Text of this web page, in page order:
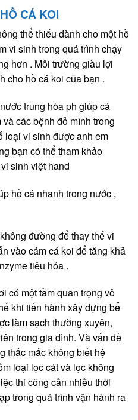
CÁ KOI
thể thiếu dành cho một hồ
vi sinh trong quá trình chạy
hơn . Môi trường giàu lợi
cho hồ cá koi của bạn .
trung hòa ph giúp cá
các bệnh đỏ mình trong
loại vi sinh được anh em
bạn có thể tham khảo
sinh việt hand
hồ cá nhanh trong nước ,
đường để thay thế vi
vào cám cá koi để tăng khả
tiêu hóa .
có một tầm quan trọng vô
khi tiến hành xây dựng bể
làm sạch thường xuyên,
trong gia đình. Và vấn đề
thắc mắc không biết hệ
loại lọc cát và lọc không
thi công cần nhiều thời
trong quá trình vận hành ra